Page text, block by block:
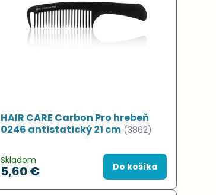
HAIR CARE Carbon Pro hrebeň
0246 antistatický 21 cm (3862)
Skladom
5,60 € Do košíka